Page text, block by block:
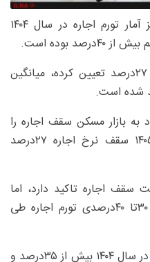
، طبق داده‌های مرکز آمار تورم اجاره در سال ۱۴۰۴
درحالی که دولت سقف اجاره را ۲۷درصد تعیین کرده، میانگین
دولت با ورود به بازار مسکن سقف اجاره را
۲۵درصد اعلام کرد تا در سال ۱۴۰۵ سقف نرخ اجاره ۲۷درصد
سقف اجاره تاکید دارد، اما
آمارهای رسمی حاکی از افزایش ۳۰تا ۴۰درصدی تورم اجاره طی
طبق داده‌های مرکز آمار تورم اجاره در سال ۱۴۰۴ بیش از ۳۵درصد و